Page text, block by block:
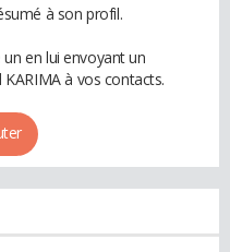
à son profil.
en lui envoyant un
à vos contacts.